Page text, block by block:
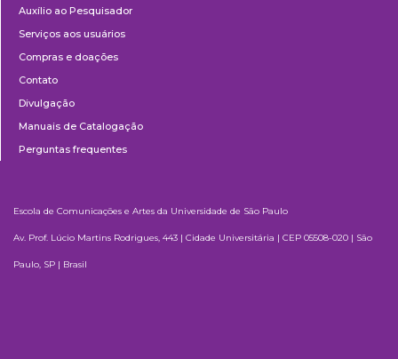
Auxílio ao Pesquisador
Serviços aos usuários
Compras e doações
Contato
Divulgação
Manuais de Catalogação
Perguntas frequentes
Escola de Comunicações e Artes da Universidade de São Paulo
Av. Prof. Lúcio Martins Rodrigues, 443 | Cidade Universitária | CEP 05508-020 | São
Paulo, SP | Brasil